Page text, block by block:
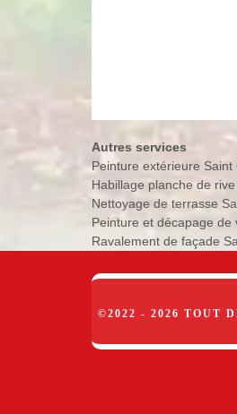
Autres services
Peinture extérieure Saint
Habillage planche de
Nettoyage de terrasse
Peinture et décapage de
Ravalement de façade
©2022 - 2026 TOUT